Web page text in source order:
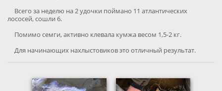
Всего за неделю на 2 удочки поймано 11 атлантических
лососей, сошли 6.
Помимо семги, активно клевала кумжа весом 1,5-2 кг.
Для начинающих нахлыстовиков это отличный результат.